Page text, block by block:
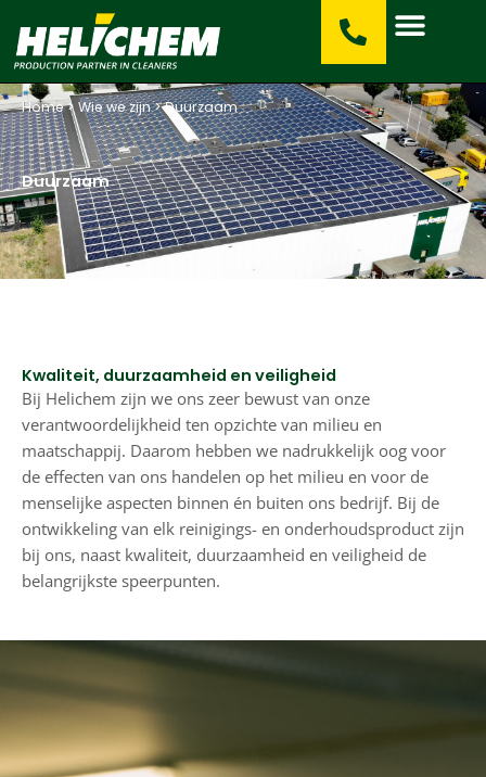
naar
de
inhoud
Home>Wie we zijn>Duurzaam
Duurzaam
Kwaliteit, duurzaamheid en veiligheid
Bij Helichem zijn we ons zeer bewust van onze
verantwoordelijkheid ten opzichte van milieu en
maatschappij. Daarom hebben we nadrukkelijk oog voor
de effecten van ons handelen op het milieu en voor de
menselijke aspecten binnen én buiten ons bedrijf. Bij de
ontwikkeling van elk reinigings- en onderhoudsproduct zijn
bij ons, naast kwaliteit, duurzaamheid en veiligheid de
belangrijkste speerpunten.